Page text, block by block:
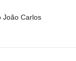
João Carlos